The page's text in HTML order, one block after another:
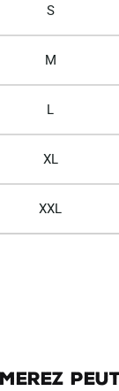
S
M
L
XL
XXL